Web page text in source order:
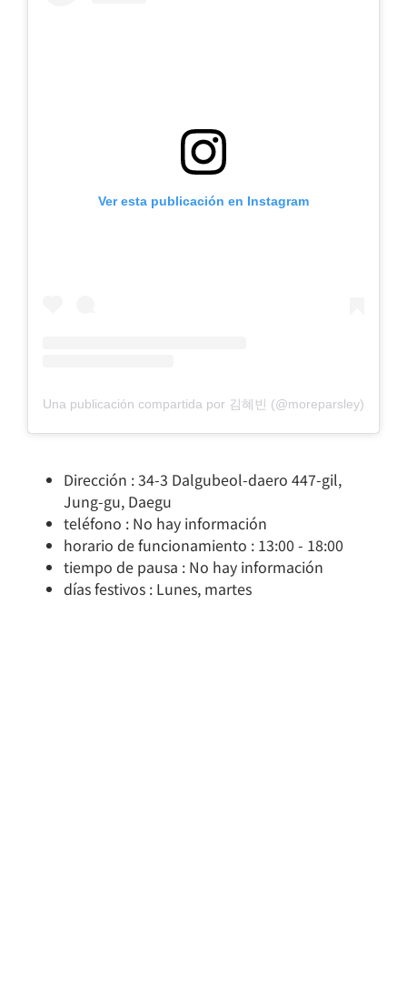
Ver esta publicación en Instagram
Una publicación compartida por 김혜빈 (@moreparsley)
Dirección : 34-3 Dalgubeol-daero 447-gil,
Jung-gu, Daegu
teléfono : No hay información
horario de funcionamiento : 13:00 - 18:00
tiempo de pausa : No hay información
días festivos : Lunes, martes